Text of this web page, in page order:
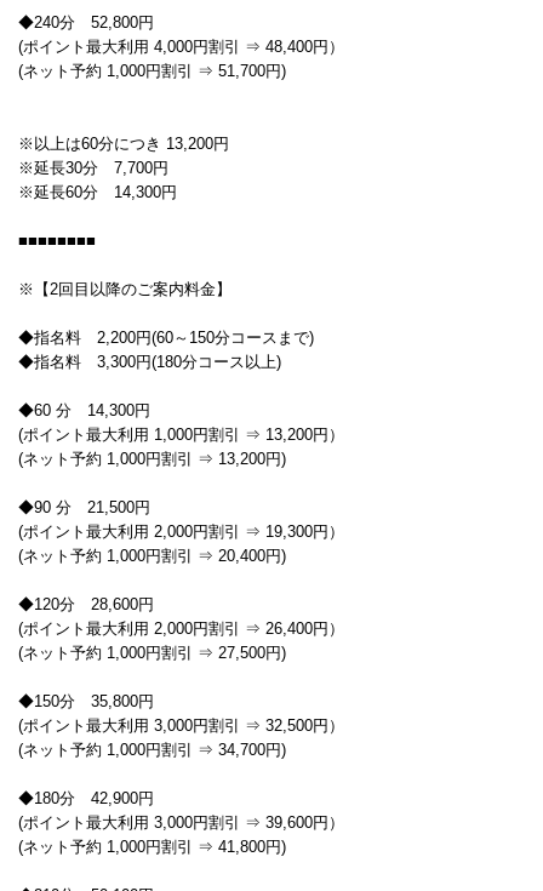
◆240分 52,800円
(ポイント最大利用 4,000円割引 ⇒ 48,400円）
(ネット予約 1,000円割引 ⇒ 51,700円)
※以上は60分につき 13,200円
※延長30分 7,700円
※延長60分 14,300円
■■■■■■■■
※【2回目以降のご案内料金】
◆指名料 2,200円(60～150分コースまで)
◆指名料 3,300円(180分コース以上)
◆60 分 14,300円
(ポイント最大利用 1,000円割引 ⇒ 13,200円）
(ネット予約 1,000円割引 ⇒ 13,200円)
◆90 分 21,500円
(ポイント最大利用 2,000円割引 ⇒ 19,300円）
(ネット予約 1,000円割引 ⇒ 20,400円)
◆120分 28,600円
(ポイント最大利用 2,000円割引 ⇒ 26,400円）
(ネット予約 1,000円割引 ⇒ 27,500円)
◆150分 35,800円
(ポイント最大利用 3,000円割引 ⇒ 32,500円）
(ネット予約 1,000円割引 ⇒ 34,700円)
◆180分 42,900円
(ポイント最大利用 3,000円割引 ⇒ 39,600円）
(ネット予約 1,000円割引 ⇒ 41,800円)